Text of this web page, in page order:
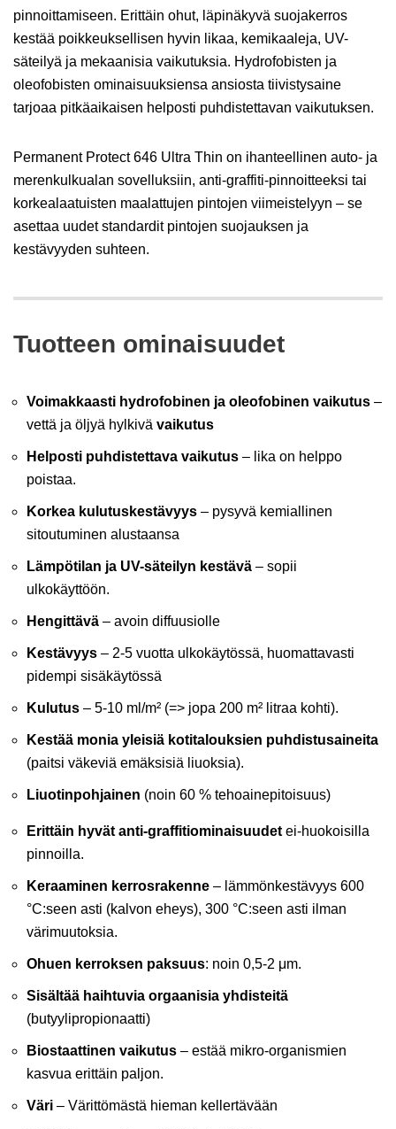
pinnoittamiseen. Erittäin ohut, läpinäkyvä suojakerros
kestää poikkeuksellisen hyvin likaa, kemikaaleja, UV-
säteilyä ja mekaanisia vaikutuksia. Hydrofobisten ja
oleofobisten ominaisuuksiensa ansiosta tiivistysaine
tarjoaa pitkäaikaisen helposti puhdistettavan vaikutuksen.
Permanent Protect 646 Ultra Thin on ihanteellinen auto- ja
merenkulkualan sovelluksiin, anti-graffiti-pinnoitteeksi tai
korkealaatuisten maalattujen pintojen viimeistelyyn – se
asettaa uudet standardit pintojen suojauksen ja
kestävyyden suhteen.
Tuotteen ominaisuudet
Voimakkaasti hydrofobinen ja oleofobinen vaikutus –
vettä ja öljyä hylkivä vaikutus
Helposti puhdistettava vaikutus – lika on helppo
poistaa.
Korkea kulutuskestävyys – pysyvä kemiallinen
sitoutuminen alustaansa
Lämpötilan ja UV-säteilyn kestävä – sopii
ulkokäyttöön.
Hengittävä – avoin diffuusiolle
Kestävyys – 2-5 vuotta ulkokäytössä, huomattavasti
pidempi sisäkäytössä
Kulutus – 5-10 ml/m² (=> jopa 200 m² litraa kohti).
Kestää monia yleisiä kotitalouksien puhdistusaineita
(paitsi väkeviä emäksisiä liuoksia).
Liuotinpohjainen (noin 60 % tehoainepitoisuus)
Erittäin hyvät anti-graffitiominaisuudet ei-huokoisilla
pinnoilla.
Keraaminen kerrosrakenne – lämmönkestävyys 600
°C:seen asti (kalvon eheys), 300 °C:seen asti ilman
värimuutoksia.
Ohuen kerroksen paksuus: noin 0,5-2 μm.
Sisältää haihtuvia orgaanisia yhdisteitä
(butyylipropionaatti)
Biostaattinen vaikutus – estää mikro-organismien
kasvua erittäin paljon.
Väri – Värittömästä hieman kellertävään